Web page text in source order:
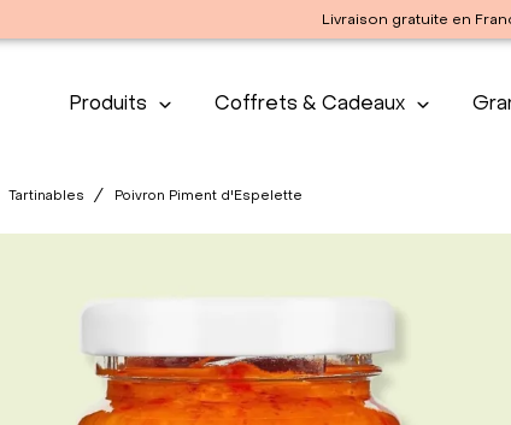
Livraison gratuite en
Produits Coffrets & Cadeaux
Tartinables Poivron Piment d'Espelette